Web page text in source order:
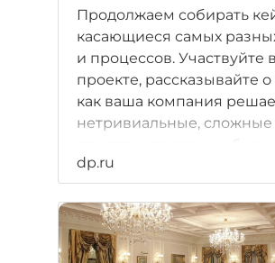
Продолжаем собирать
касающиеся самых
и процессов. Участвуйте в
проекте, рассказывайте о
как ваша компания
нетривиальные, сложные
задачи — пишите в
"ДП": case@dp.ru.
dp.ru